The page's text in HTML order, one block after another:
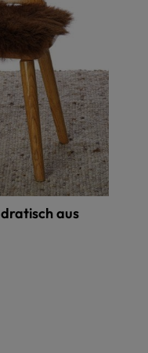
aus
braun
gegerbt, weiß